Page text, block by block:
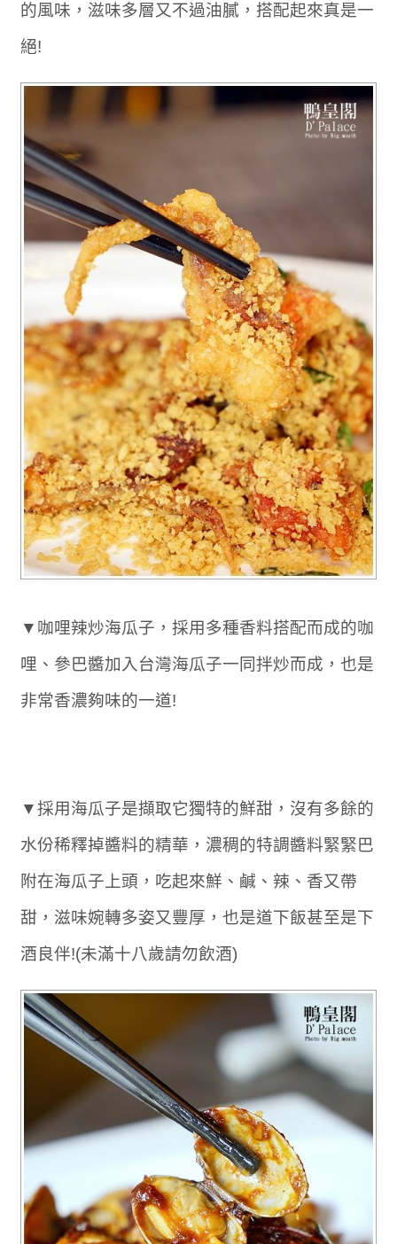
的風味，滋味多層又不過油膩，搭配起來真是一
絕!
▼咖哩辣炒海瓜子，採用多種香料搭配而成的咖
哩、參巴醬加入台灣海瓜子一同拌炒而成，也是
非常香濃夠味的一道!
▼採用海瓜子是擷取它獨特的鮮甜，沒有多餘的
水份稀釋掉醬料的精華，濃稠的特調醬料緊緊巴
附在海瓜子上頭，吃起來鮮、鹹、辣、香又帶
甜，滋味婉轉多姿又豐厚，也是道下飯甚至是下
酒良伴!(未滿十八歲請勿飲酒)